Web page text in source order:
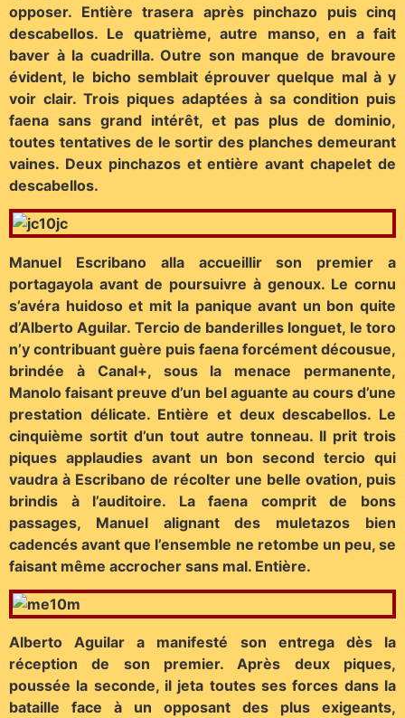
opposer. Entière trasera après pinchazo puis cinq
descabellos. Le quatrième, autre manso, en a fait
baver à la cuadrilla. Outre son manque de bravoure
évident, le bicho semblait éprouver quelque mal à y
voir clair. Trois piques adaptées à sa condition puis
faena sans grand intérêt, et pas plus de dominio,
toutes tentatives de le sortir des planches demeurant
vaines. Deux pinchazos et entière avant chapelet de
descabellos.
Manuel Escribano alla accueillir son premier a
portagayola avant de poursuivre à genoux. Le cornu
s’avéra huidoso et mit la panique avant un bon quite
d’Alberto Aguilar. Tercio de banderilles longuet, le toro
n’y contribuant guère puis faena forcément décousue,
brindée à Canal+, sous la menace permanente,
Manolo faisant preuve d’un bel aguante au cours d’une
prestation délicate. Entière et deux descabellos. Le
cinquième sortit d’un tout autre tonneau. Il prit trois
piques applaudies avant un bon second tercio qui
vaudra à Escribano de récolter une belle ovation, puis
brindis à l’auditoire. La faena comprit de bons
passages, Manuel alignant des muletazos bien
cadencés avant que l’ensemble ne retombe un peu, se
faisant même accrocher sans mal. Entière.
Alberto Aguilar a manifesté son entrega dès la
réception de son premier. Après deux piques,
poussée la seconde, il jeta toutes ses forces dans la
bataille face à un opposant des plus exigeants,